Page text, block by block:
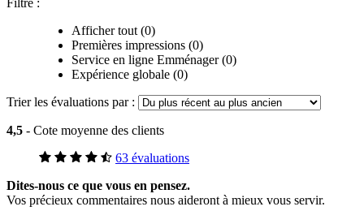
Afficher tout (0)
Premières impressions (0)
Service en ligne Emménager (0)
Expérience globale (0)
Trier les évaluations par :
4,5 - Cote moyenne des clients
63 évaluations
Dites-nous ce que vous en pensez.
Vos précieux commentaires nous aideront à mieux vous servir.